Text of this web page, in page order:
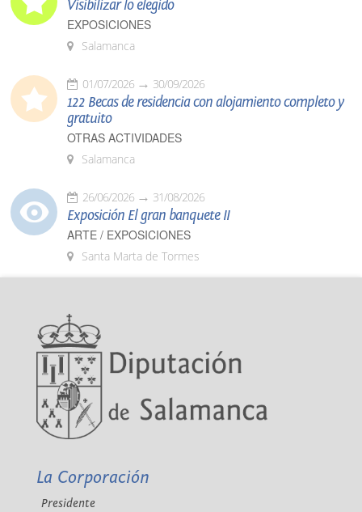
Visibilizar lo elegido
EXPOSICIONES
Salamanca
01/07/2026 30/09/2026
122 Becas de residencia con alojamiento completo y
gratuito
OTRAS ACTIVIDADES
Salamanca
26/06/2026 31/08/2026
Exposición El gran banquete II
ARTE / EXPOSICIONES
Santa Marta de Tormes
La Corporación
Presidente